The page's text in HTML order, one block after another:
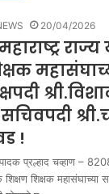
20/04/2026
!
प्रल्हाद चव्हाण –
शिक्षण शिक्षक महासंघाच्या